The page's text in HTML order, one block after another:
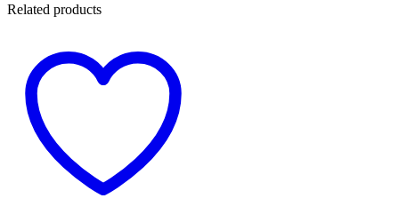
Related products